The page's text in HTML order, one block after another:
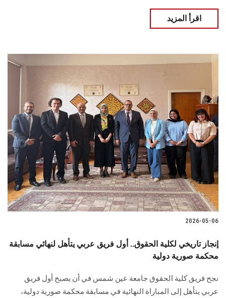
اقرأ المزيد
2026-05-06
إنجاز تاريخي لكلية الحقوق.. أول فريق عربي يتأهل لنهائي مسابقة
محكمة صورية دولية
نجح فريق كلية الحقوق جامعة عين شمس في أن يصبح أول فريق
عربي يتأهل إلى المباراة النهائية في مسابقة محكمة صورية دولية،